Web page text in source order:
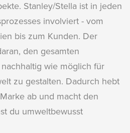
Stanley/Stella ist in jeden
involviert - vom
bis zum Kunden. Der
den gesamten
wie möglich für
zu gestalten. Dadurch hebt
ab und macht den
du umweltbewusst